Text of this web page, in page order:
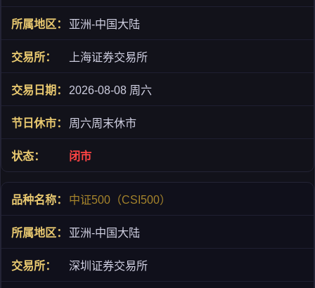
亚洲-中国大陆
上海证券交易所
2026-08-08 周六
周六周末休市
闭市
中证500（CSI500）
亚洲-中国大陆
深圳证券交易所